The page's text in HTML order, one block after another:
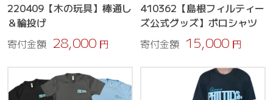
220409【木の玩具】棒通し
＆輪投げ
寄付金額 28,000 円
410362【島根フィルティー
ズ公式グッズ】ポロシャツ
寄付金額 15,000 円